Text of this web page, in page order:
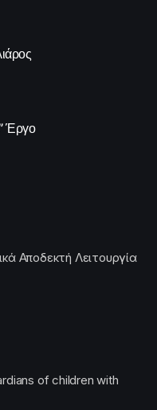
Έργο
Αποδεκτή Λειτουργία
of children with